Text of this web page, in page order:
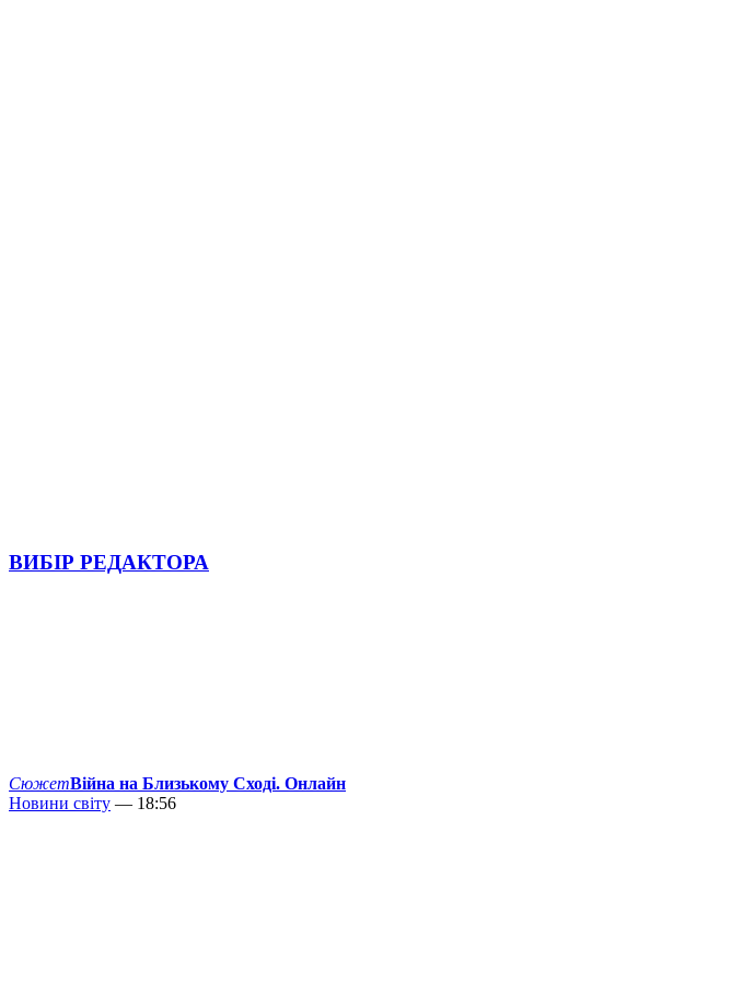
ВИБІР РЕДАКТОРА
СюжетВійна на Близькому Сході. Онлайн
Новини світу — 18:56